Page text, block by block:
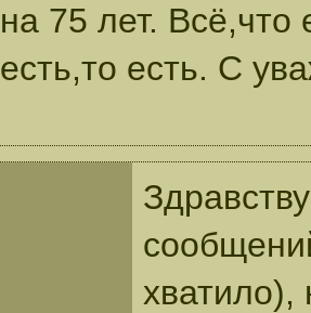
на 75 лет. Всё,что
есть,то есть. С